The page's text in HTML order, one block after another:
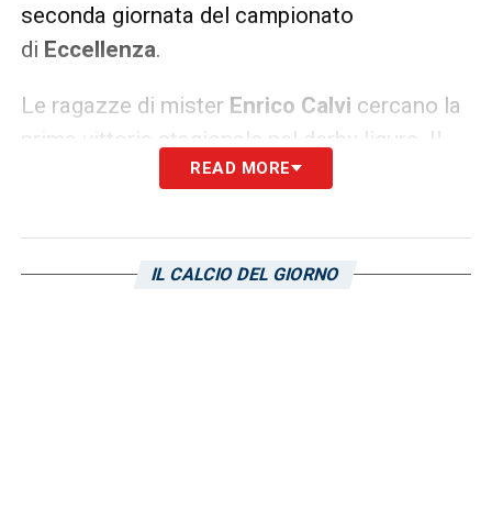
seconda giornata del campionato
di Eccellenza.
Le ragazze di mister Enrico Calvi cercano la
prima vittoria stagionale nel derby ligure. Il
fischio d’inizio è fissato alle ore 16 di
Boero-Cà de’ Rissi di Genova.
READ MORE
IL CALCIO DEL GIORNO